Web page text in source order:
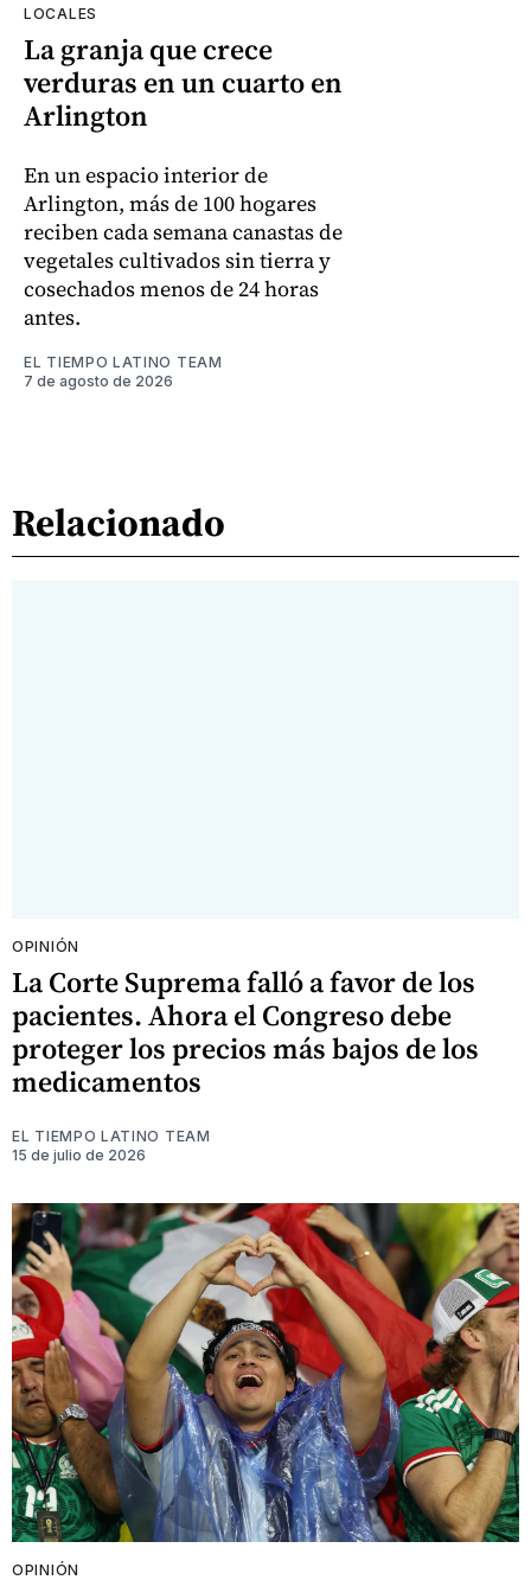
LOCALES
La granja que crece
verduras en un cuarto en
Arlington
En un espacio interior de
Arlington, más de 100 hogares
reciben cada semana canastas de
vegetales cultivados sin tierra y
cosechados menos de 24 horas
antes.
EL TIEMPO LATINO TEAM
7 de agosto de 2026
Relacionado
OPINIÓN
La Corte Suprema falló a favor de los
pacientes. Ahora el Congreso debe
proteger los precios más bajos de los
medicamentos
EL TIEMPO LATINO TEAM
15 de julio de 2026
OPINIÓN